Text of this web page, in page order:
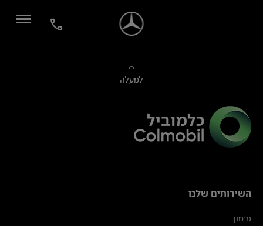
למעלה
השירותים שלנו
מימון